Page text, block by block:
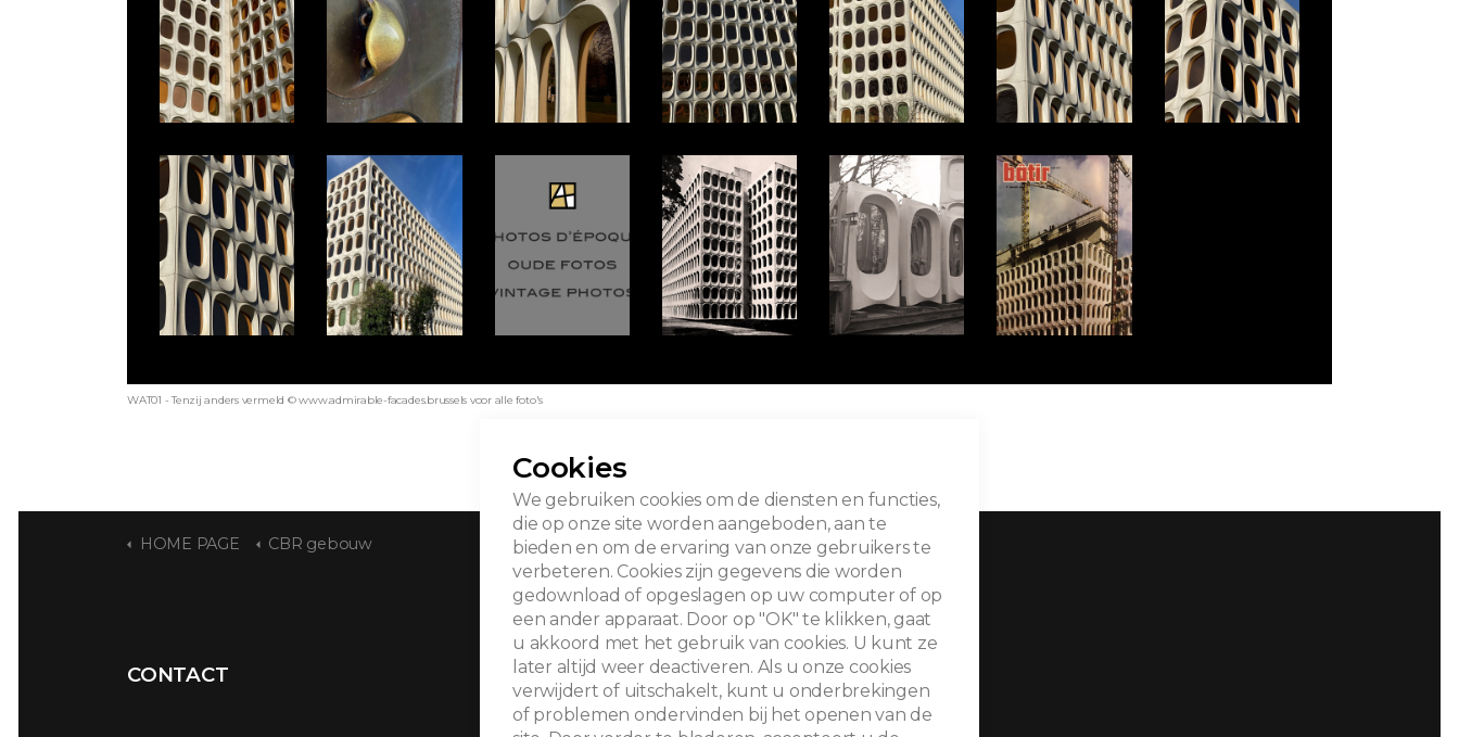
WAT01 - Tenzij anders vermeld © www.admirable-facades.brussels voor alle foto's
HOME PAGE CBR gebouw
CONTACT
Cookies
We gebruiken cookies om de diensten en functies,
die op onze site worden aangeboden, aan te
bieden en om de ervaring van onze gebruikers te
verbeteren. Cookies zijn gegevens die worden
gedownload of opgeslagen op uw computer of op
een ander apparaat. Door op "OK" te klikken, gaat
u akkoord met het gebruik van cookies. U kunt ze
later altijd weer deactiveren. Als u onze cookies
verwijdert of uitschakelt, kunt u onderbrekingen
of problemen ondervinden bij het openen van de